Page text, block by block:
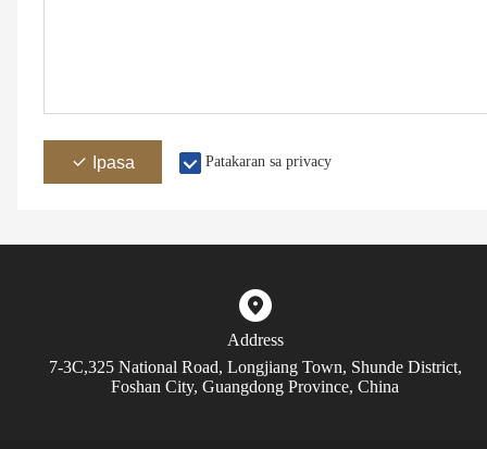
Ipasa Patakaran sa privacy
Address
7-3C,325 National Road, Longjiang Town, Shunde District,
Foshan City, Guangdong Province, China